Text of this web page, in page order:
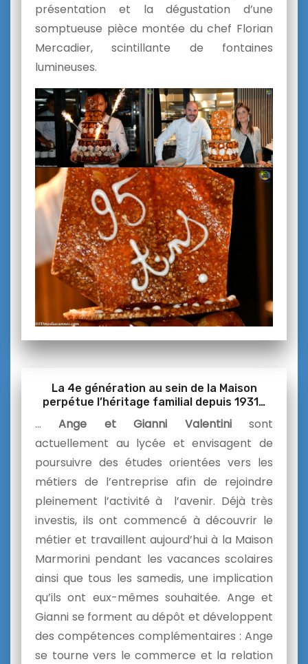
présentation et la dégustation d’une
somptueuse pièce montée du chef Florian
Mercadier, scintillante de fontaines
lumineuses.
La 4e génération au sein de la Maison
perpétue l’héritage familial depuis 1931…
…Ange et Gianni Valentinisont
actuellement au lycée et envisagent de
poursuivre des études orientées vers les
métiers de l’entreprise afin de rejoindre
pleinement l’activité à l’avenir. Déjà très
investis, ils ont commencé à découvrir le
métier et travaillent aujourd’hui à la Maison
Marmorini pendant les vacances scolaires
ainsi que tous les samedis, une implication
qu’ils ont eux-mêmes souhaitée. Ange et
Gianni se forment au dépôt et développent
des compétences complémentaires : Ange
se tourne vers le commerce et la relation